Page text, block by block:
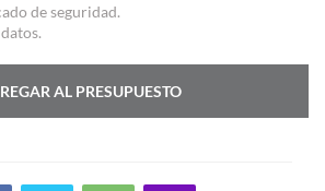
de seguridad.
AL PRESUPUESTO